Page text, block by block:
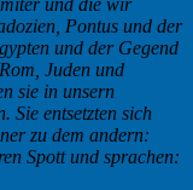
Pontus und der
und der Gegend
Juden und
sie in unsern
Sie entsetzten sich
zu dem andern:
Spott und sprachen: